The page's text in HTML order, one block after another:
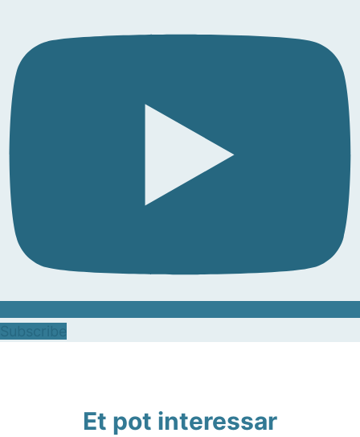
Et pot interessar